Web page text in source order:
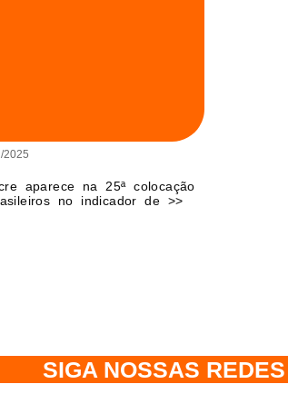
2025
aparece na 25ª colocação
no indicador de >>
SIGA NOSSAS